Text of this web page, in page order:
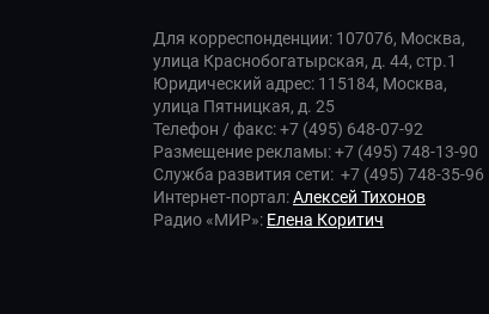
Для корреспонденции: 107076, Москва,
улица Краснобогатырская, д. 44, стр.1
Юридический адрес: 115184, Москва,
улица Пятницкая, д. 25
Телефон / факс: +7 (495) 648-07-92
Размещение рекламы: +7 (495) 748-13-90
Служба развития сети: +7 (495) 748-35-96
Интернет-портал:Алексей Тихонов
Радио «МИР»: Елена Коритич